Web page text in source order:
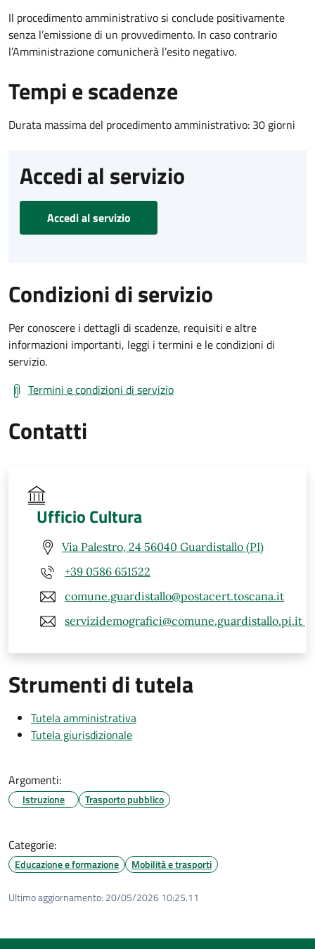
Il procedimento amministrativo si conclude positivamente
senza l’emissione di un provvedimento. In caso contrario
l’Amministrazione comunicherà l’esito negativo.
Tempi e scadenze
Durata massima del procedimento amministrativo: 30 giorni
Accedi al servizio
Accedi al servizio
Condizioni di servizio
Per conoscere i dettagli di scadenze, requisiti e altre
informazioni importanti, leggi i termini e le condizioni di
servizio.
Termini e condizioni di servizio
Contatti
Ufficio Cultura
Via Palestro, 24 56040 Guardistallo (PI)
+39 0586 651522
comune.guardistallo@postacert.toscana.it
servizidemografici@comune.guardistallo.pi.it
Strumenti di tutela
Tutela amministrativa
Tutela giurisdizionale
Argomenti:
Istruzione Trasporto pubblico
Categorie:
Educazione e formazione Mobilità e trasporti
Ultimo aggiornamento: 20/05/2026 10:25.11